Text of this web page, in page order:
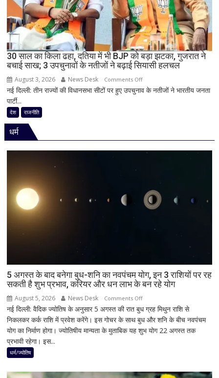
में
हलचल,
BJP
को
दी
खुली
चेतावनी;
JDU
ने
30 साल का किला ढहा, दतिया में भी BJP को बड़ा झटका, गुजरात ने
बचाई साख; 3 उपचुनावों के नतीजों ने बढ़ाई सियासी हलचल
August 3, 2026 News Desk Comments Offon
30
बड़ा
झटका,
उपचुनावों
के
बढ़ाई
सियासी
हलचल
नई दिल्ली: तीन राज्यों की विधानसभा सीटों पर हुए उपचुनाव के नतीजों ने भारतीय जनता
पार्टी...
देश राजनीति
धर्म
5 अगस्त के बाद बनेगा बुध-शनि का नवपंचम योग, इन 3 राशियों पर रह
सकती है शुभ प्रभाव, करियर और धन लाभ के बन रहे योग
August 5, 2026 News Desk Comments Offon
5
अगस्त
के
शनि
नई दिल्ली: वैदिक ज्योतिष के अनुसार 5 अगस्त की रात बुध ग्रह मिथुन राशि से
निकलकर कर्क राशि में प्रवेश करेंगे। इस गोचर के साथ बुध और शनि के बीच नवपंचम
योग का निर्माण होगा। ज्योतिषीय मान्यता के मुताबिक यह शुभ योग 22 अगस्त तक
प्रभावी रहेगा। इस...
धर्म/ज्योतिष